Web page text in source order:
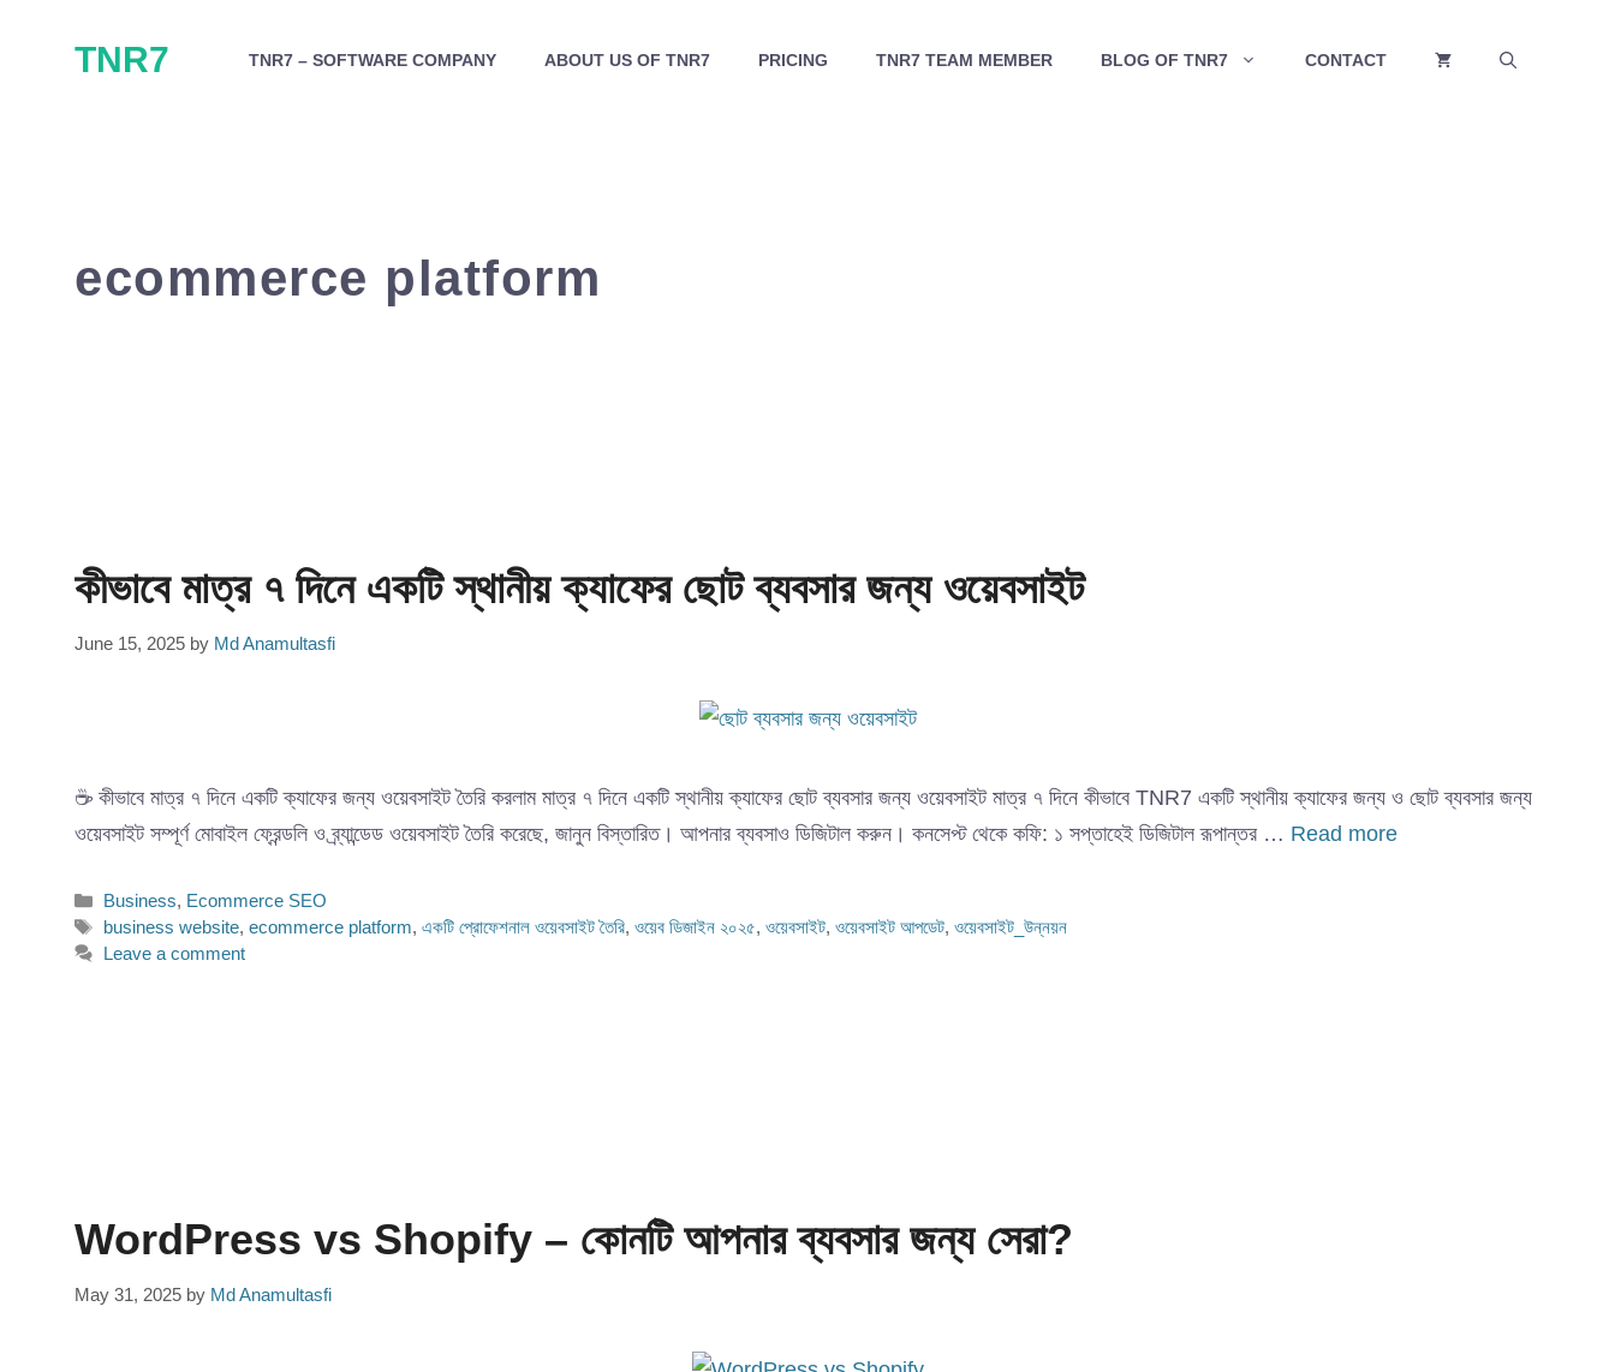
TNR7 TNR7 – SOFTWARE COMPANY ABOUT US OF TNR7 PRICING TNR7 TEAM MEMBER BLOG OF TNR7 CONTACT
ecommerce platform
কীভাবে মাত্র ৭ দিনে একটি স্থানীয় ক্যাফের ছোট ব্যবসার জন্য ওয়েবসাইট
June 15, 2025 by Md Anamultasfi
☕ কীভাবে মাত্র ৭ দিনে একটি ক্যাফের জন্য ওয়েবসাইট তৈরি করলাম মাত্র ৭ দিনে একটি স্থানীয় ক্যাফের ছোট ব্যবসার জন্য ওয়েবসাইট মাত্র ৭ দিনে কীভাবে TNR7 একটি স্থানীয় ক্যাফের জন্য ও ছোট ব্যবসার জন্য
ওয়েবসাইট সম্পূর্ণ মোবাইল ফ্রেন্ডলি ও ব্র্যান্ডেড ওয়েবসাইট তৈরি করেছে, জানুন বিস্তারিত। আপনার ব্যবসাও ডিজিটাল করুন। কনসেপ্ট থেকে কফি: ১ সপ্তাহেই ডিজিটাল রূপান্তর … Read more
Categories
Business, Ecommerce SEO
Tags
business website,ecommerce platform,একটি প্রোফেশনাল ওয়েবসাইট তৈরি,ওয়েব ডিজাইন ২০২৫,ওয়েবসাইট,ওয়েবসাইট আপডেট,ওয়েবসাইট_উন্নয়ন
Leave a comment
WordPress vs Shopify – কোনটি আপনার ব্যবসার জন্য সেরা?
May 31, 2025 by Md Anamultasfi